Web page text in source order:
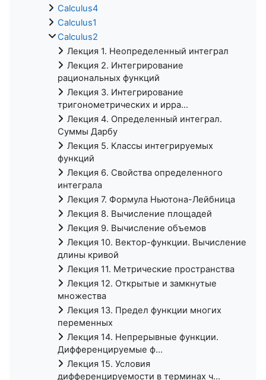
Calculus4
Calculus1
Calculus2
Лекция 1. Неопределенный интеграл
Лекция 2. Интегрирование
рациональных функций
Лекция 3. Интегрирование
тригонометрических и ирра...
Лекция 4. Определенный интеграл.
Суммы Дарбу
Лекция 5. Классы интегрируемых
функций
Лекция 6. Свойства определенного
интеграла
Лекция 7. Формула Ньютона-Лейбница
Лекция 8. Вычисление площадей
Лекция 9. Вычисление объемов
Лекция 10. Вектор-функции. Вычисление
длины кривой
Лекция 11. Метрические пространства
Лекция 12. Открытые и замкнутые
множества
Лекция 13. Предел функции многих
переменных
Лекция 14. Непрерывные функции.
Дифференцируемые ф...
Лекция 15. Условия
дифференцируемости в терминах ч...